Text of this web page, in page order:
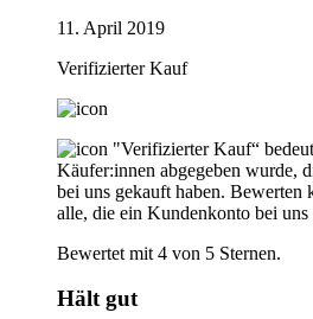
11. April 2019
Verifizierter Kauf
"Verifizierter Kauf“
Käufer:innen abgegeben wurde,
bei uns gekauft haben. Bewerten
alle, die ein Kundenkonto bei uns
Bewertet mit 4 von 5 Sternen.
Hält gut